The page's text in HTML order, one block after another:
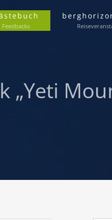
Feedbacks
„Yeti